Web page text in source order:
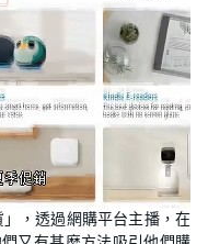
」，透過網購平台主播，在